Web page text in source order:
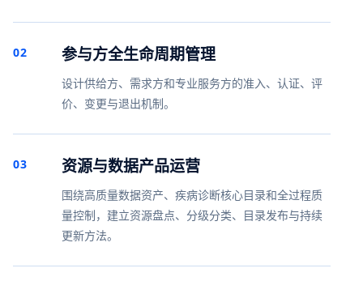
02 参与方全生命周期管理
设计供给方、需求方和专业服务方的准入、认证、评
价、变更与退出机制。
03 资源与数据产品运营
围绕高质量数据资产、疾病诊断核心目录和全过程质
量控制，建立资源盘点、分级分类、目录发布与持续
更新方法。